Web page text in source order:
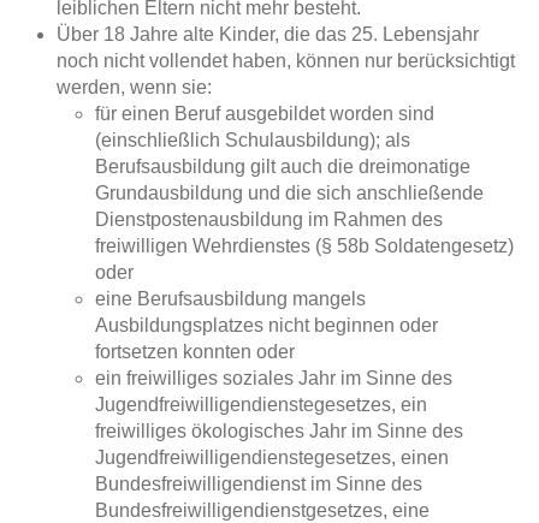
leiblichen Eltern nicht mehr besteht.
Über 18 Jahre alte Kinder, die das 25. Lebensjahr
noch nicht vollendet haben, können nur berücksichtigt
werden, wenn sie:
für einen Beruf ausgebildet worden sind
(einschließlich Schulausbildung); als
Berufsausbildung gilt auch die dreimonatige
Grundausbildung und die sich anschließende
Dienstpostenausbildung im Rahmen des
freiwilligen Wehrdienstes (§ 58b Soldatengesetz)
oder
eine Berufsausbildung mangels
Ausbildungsplatzes nicht beginnen oder
fortsetzen konnten oder
ein freiwilliges soziales Jahr im Sinne des
Jugendfreiwilligendienstegesetzes, ein
freiwilliges ökologisches Jahr im Sinne des
Jugendfreiwilligendienstegesetzes, einen
Bundesfreiwilligendienst im Sinne des
Bundesfreiwilligendienstgesetzes, eine